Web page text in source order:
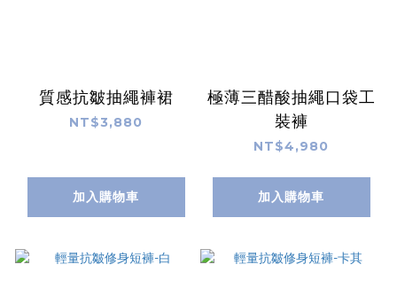
質感抗皺抽繩褲裙
NT$3,880
加入購物車
極薄三醋酸抽繩口袋工
裝褲
NT$4,980
加入購物車